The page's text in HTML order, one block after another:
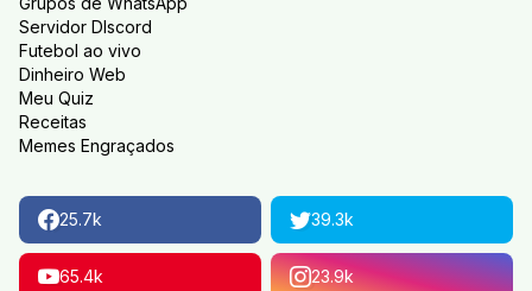
Servidor DIscord
Futebol ao vivo
Dinheiro Web
Meu Quiz
Receitas
Memes Engraçados
25.7k 39.3k
65.4k 23.9k